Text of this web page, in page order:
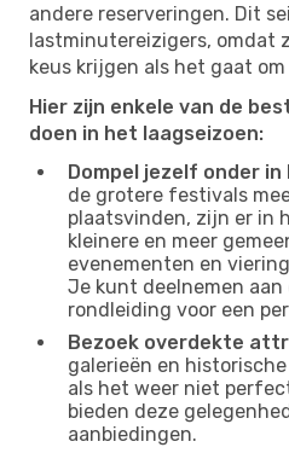
andere reserveringen. Dit
lastminutereizigers, omdat
keus krijgen als het gaat
Hier zijn enkele van de
doen in het laagseizoen:
Dompel jezelf onder
de grotere festivals
plaatsvinden, zijn er in
kleinere en meer
evenementen en
Je kunt deelnemen aan
rondleiding voor een
Bezoek overdekte
galerieën en
als het weer niet
bieden deze
aanbiedingen.